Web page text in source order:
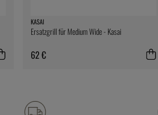
KASAI
Ersatzgrill für Medium Wide - Kasai
62 €